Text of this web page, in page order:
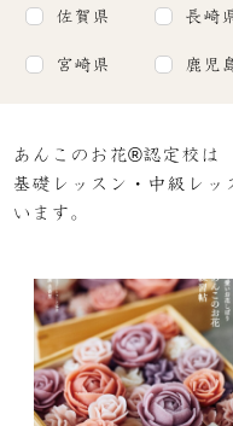
佐賀県 長崎
宮崎県 鹿児
あんこのお花®認定校は
基礎レッスン・中級レッ
います。